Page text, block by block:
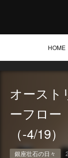
HOME
オースト
ーフロー
（-4/19
銀座壮石の日々